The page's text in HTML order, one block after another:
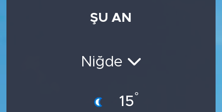
ŞU AN
Niğde
15°